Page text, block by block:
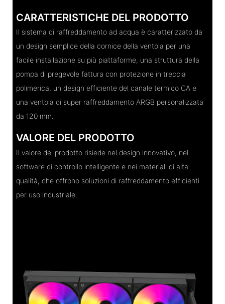
CARATTERISTICHE DEL PRODOTTO
Il sistema di raffreddamento ad acqua è caratterizzato da
un design semplice della cornice della ventola per una
facile installazione su più piattaforme, una struttura della
pompa di pregevole fattura con protezione in treccia
polimerica, un design efficiente del canale termico CA e
una ventola di super raffreddamento ARGB personalizzata
da 120 mm.
VALORE DEL PRODOTTO
Il valore del prodotto risiede nel design innovativo, nel
software di controllo intelligente e nei materiali di alta
qualità, che offrono soluzioni di raffreddamento efficienti
per uso industriale.